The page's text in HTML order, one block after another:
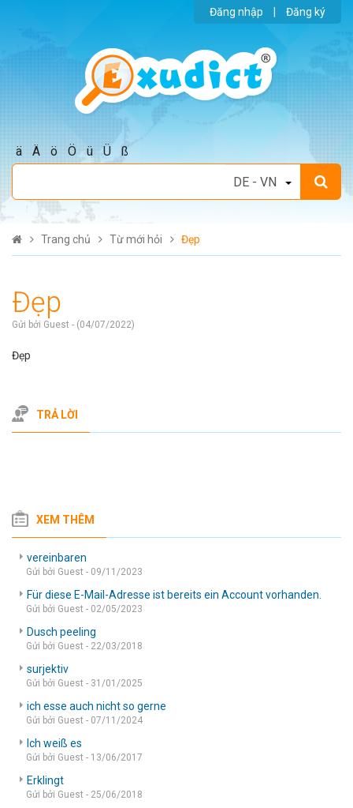
Đăng nhập Đăng ký
ä Ä ö Ö ü Ü ß
Trang chủ Từ mới hỏi Đẹp
Đẹp
Gửi bởi Guest - (04/07/2022)
Đẹp
TRẢ LỜI
XEM THÊM
vereinbaren
Gửi bởi Guest - 09/11/2023
Für diese E-Mail-Adresse ist bereits ein Account vorhanden.
Gửi bởi Guest - 02/05/2023
Dusch peeling
Gửi bởi Guest - 22/03/2018
surjektiv
Gửi bởi Guest - 31/01/2025
ich esse auch nicht so gerne
Gửi bởi Guest - 07/11/2024
Ich weiß es
Gửi bởi Guest - 13/06/2017
Erklingt
Gửi bởi Guest - 25/06/2018